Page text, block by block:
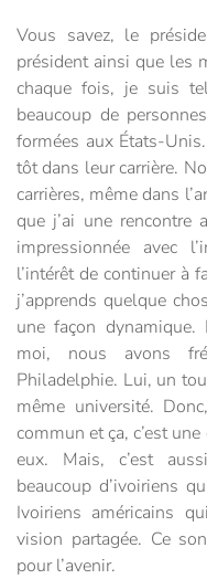
Vous savez, le
président ainsi que les
chaque fois, je suis
beaucoup de
formées aux États-
tôt dans leur carrière.
carrières, même dans
que j’ai une
impressionnée avec
l’intérêt de continuer à
j’apprends quelque
une façon
moi, nous avons
Philadelphie. Lui, un
même université.
commun et ça, c’est
eux. Mais, c’est
beaucoup d’ivoiriens
Ivoiriens américains
vision partagée. Ce
pour l’avenir.